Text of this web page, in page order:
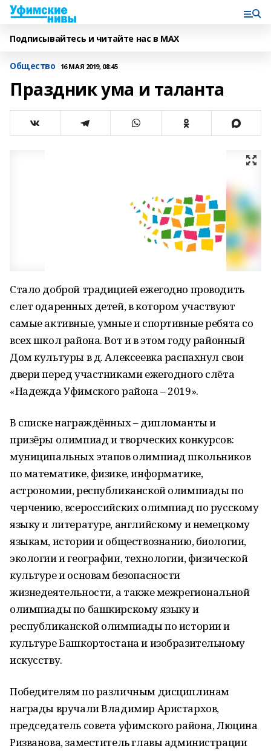
Подписывайтесь и читайте нас в MAX
Общество 16 МАЯ 2019, 08:45
Праздник ума и таланта
Стало доброй традицией ежегодно проводить
слет одаренных детей, в котором участвуют
самые активные, умные и спортивные ребята со
всех школ района. Вот и в этом году районный
Дом культуры в д. Алексеевка распахнул свои
двери перед участниками ежегодного слёта
«Надежда Уфимского района – 2019».
В списке награждённых – дипломанты и
призёры олимпиад и творческих конкурсов:
муниципальных этапов олимпиад школьников
по математике, физике, информатике,
астрономии, республиканской олимпиады по
черчению, всероссийских олимпиад по русскому
языку и литературе, английскому и немецкому
языкам, истории и обществознанию, биологии,
экологии и географии, технологии, физической
культуре и основам безопасности
жизнедеятельности, а также межрегиональной
олимпиады по башкирскому языку и
республиканской олимпиады по истории и
культуре Башкортостана и изобразительному
искусству.
Победителям по различным дисциплинам
награды вручали Владимир Аристархов,
председатель совета уфимского района, Люцина
Ризванова, заместитель главы администрации